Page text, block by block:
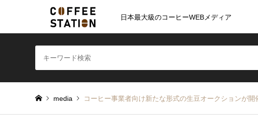
日本最大級のコーヒーWEBメディア
media コーヒー事業者向け新たな形式の生豆オークションが開